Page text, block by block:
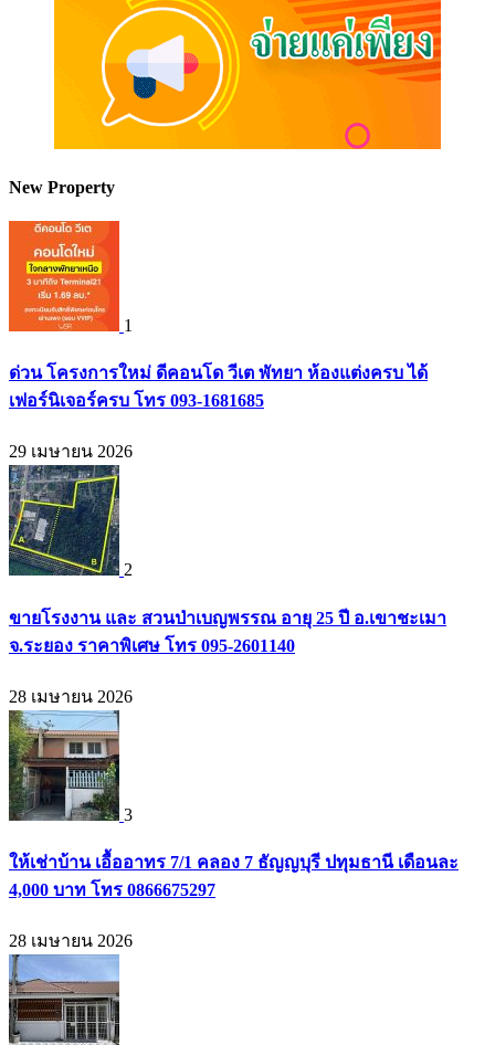
New Property
1
ด่วน โครงการใหม่ ดีคอนโด วีเต พัทยา ห้องแต่งครบ ได้
เฟอร์นิเจอร์ครบ โทร 093-1681685
29 เมษายน 2026
2
ขายโรงงาน และ สวนป่าเบญพรรณ อายุ 25 ปี อ.เขาชะเมา
จ.ระยอง ราคาพิเศษ โทร 095-2601140
28 เมษายน 2026
3
ให้เช่าบ้าน เอื้ออาทร 7/1 คลอง 7 ธัญญบุรี ปทุมธานี เดือนละ
4,000 บาท โทร 0866675297
28 เมษายน 2026